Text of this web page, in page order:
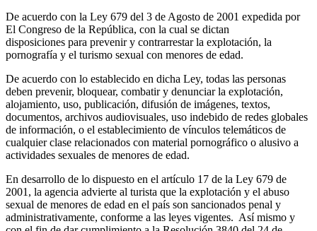
De acuerdo con la Ley 679 del 3 de Agosto de 2001 expedida por
El Congreso de la República, con la cual se dictan
disposiciones para prevenir y contrarrestar la explotación, la
pornografía y el turismo sexual con menores de edad.
De acuerdo con lo establecido en dicha Ley, todas las personas
deben prevenir, bloquear, combatir y denunciar la explotación,
alojamiento, uso, publicación, difusión de imágenes, textos,
documentos, archivos audiovisuales, uso indebido de redes globales
de información, o el establecimiento de vínculos telemáticos de
cualquier clase relacionados con material pornográfico o alusivo a
actividades sexuales de menores de edad.
En desarrollo de lo dispuesto en el artículo 17 de la Ley 679 de
2001, la agencia advierte al turista que la explotación y el abuso
sexual de menores de edad en el país son sancionados penal y
administrativamente, conforme a las leyes vigentes. Así mismo y